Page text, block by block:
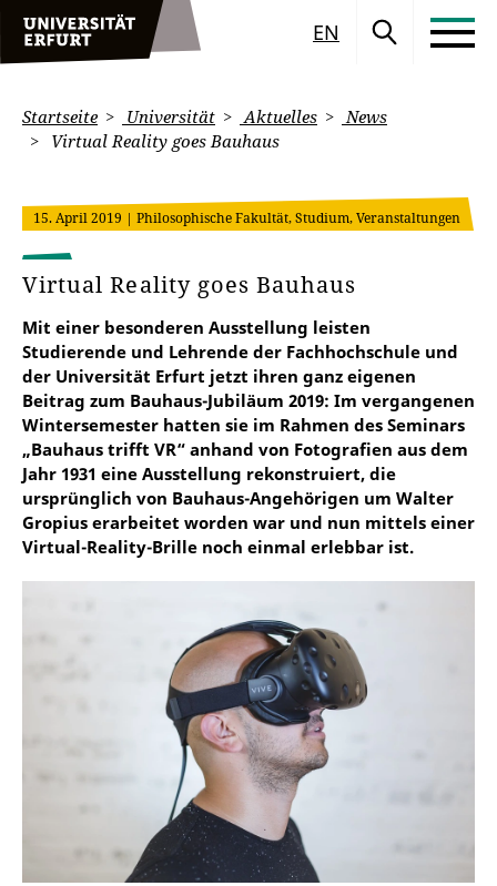
EN
Startseite Universität Aktuelles
News
Virtual Reality goes Bauhaus
15. April 2019 | Philosophische Fakultät, Studium, Veranstaltungen
Virtual Reality goes Bauhaus
Mit einer besonderen Ausstellung leisten
Studierende und Lehrende der Fachhochschule und
der Universität Erfurt jetzt ihren ganz eigenen
Beitrag zum Bauhaus-Jubiläum 2019: Im vergangenen
Wintersemester hatten sie im Rahmen des Seminars
„Bauhaus trifft VR“ anhand von Fotografien aus dem
Jahr 1931 eine Ausstellung rekonstruiert, die
ursprünglich von Bauhaus-Angehörigen um Walter
Gropius erarbeitet worden war und nun mittels einer
Virtual-Reality-Brille noch einmal erlebbar ist.